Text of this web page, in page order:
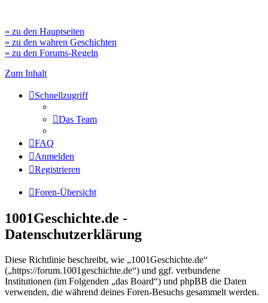
» zu den Hauptseiten
» zu den wahren Geschichten
» zu den Forums-Regeln
Zum Inhalt
Schnellzugriff
Das Team
FAQ
Anmelden
Registrieren
Foren-Übersicht
1001Geschichte.de -
Datenschutzerklärung
Diese Richtlinie beschreibt, wie „1001Geschichte.de“
(„https://forum.1001geschichte.de“) und ggf. verbundene
Institutionen (im Folgenden „das Board“) und phpBB die Daten
verwenden, die während deines Foren-Besuchs gesammelt werden.